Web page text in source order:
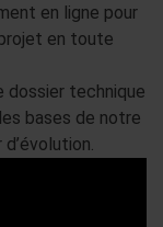
en ligne pour
en toute
dossier technique
bases de notre